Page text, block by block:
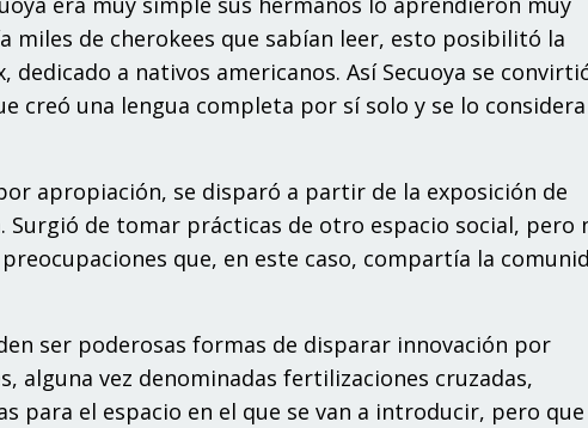
a miles de cherokees que sabían leer, esto posibilitó la
dedicado a nativos americanos. Así Secuoya se convirt
creó una lengua completa por sí solo y se lo considera
apropiación, se disparó a partir de la exposición de
Surgió de tomar prácticas de otro espacio social, pero
preocupaciones que, en este caso, compartía la comunid
ser poderosas formas de disparar innovación por
alguna vez denominadas fertilizaciones cruzadas,
s para el espacio en el que se van a introducir, pero que